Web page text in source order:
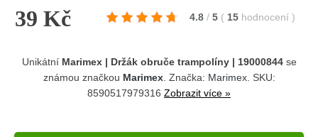
39 Kč 4.8 / 5 ( 15 hodnocení )
Unikátní Marimex | Držák obruče trampolíny | 19000844se
známou značkou Marimex. Značka: Marimex. SKU:
8590517979316 Zobrazit více »